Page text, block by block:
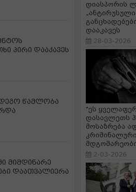
პირი დააკავეს
წამლობა
მიმდინარე
დაათვალიერა
დიასპორის
„ანტირუსული
დააკავეს
28-03-2026
"ეს
დასავლეთს
მოსაზრება
კრიმინალური
2-03-2026